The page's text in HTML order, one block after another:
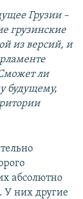
Грузии –
грузинские
из версий, и
ли
будущему,
абсолютно
У них другие